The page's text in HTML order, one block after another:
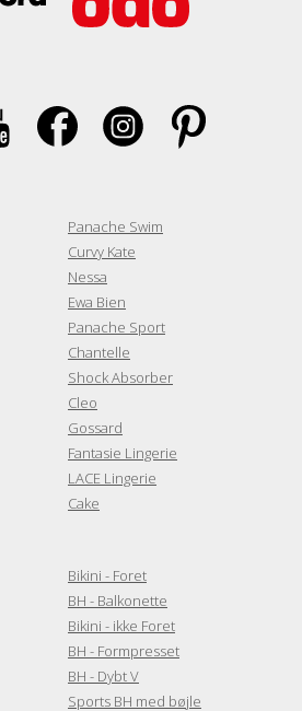
Panache Swim
Curvy Kate
Nessa
Ewa Bien
Panache Sport
Chantelle
Shock Absorber
Cleo
Gossard
Fantasie Lingerie
LACE Lingerie
Cake
Bikini - Foret
BH - Balkonette
Bikini - ikke Foret
BH - Formpresset
BH - Dybt V
Sports BH med bøjle